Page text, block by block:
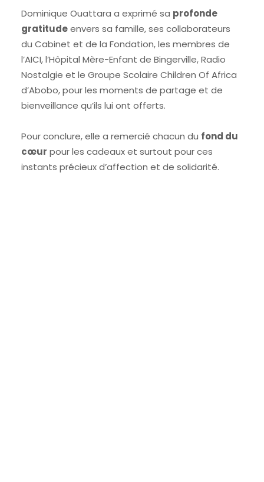
Dominique Ouattara a exprimé sa profonde
gratitudeenvers sa famille, ses collaborateurs
du Cabinet et de la Fondation, les membres de
l’AICI, l’Hôpital Mère-Enfant de Bingerville, Radio
Nostalgie et le Groupe Scolaire Children Of Africa
d’Abobo, pour les moments de partage et de
bienveillance qu’ils lui ont offerts.
Pour conclure, elle a remercié chacun du fond du
cœur pour les cadeaux et surtout pour ces
instants précieux d’affection et de solidarité.